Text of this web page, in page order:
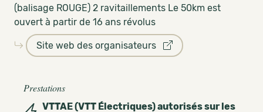
(balisage ROUGE) 2 ravitaillements Le 50km est
ouvert à partir de 16 ans révolus
Site web des organisateurs
Prestations
VTTAE (VTT Électriques) autorisés sur les